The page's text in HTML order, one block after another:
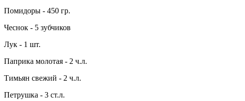
Помидоры - 450 гр.
Чеснок - 5 зубчиков
Лук - 1 шт.
Паприка молотая - 2 ч.л.
Тимьян свежий - 2 ч.л.
Петрушка - 3 ст.л.